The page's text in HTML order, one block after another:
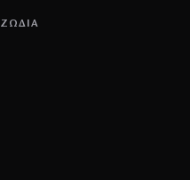
ΖΩΔΙΑ